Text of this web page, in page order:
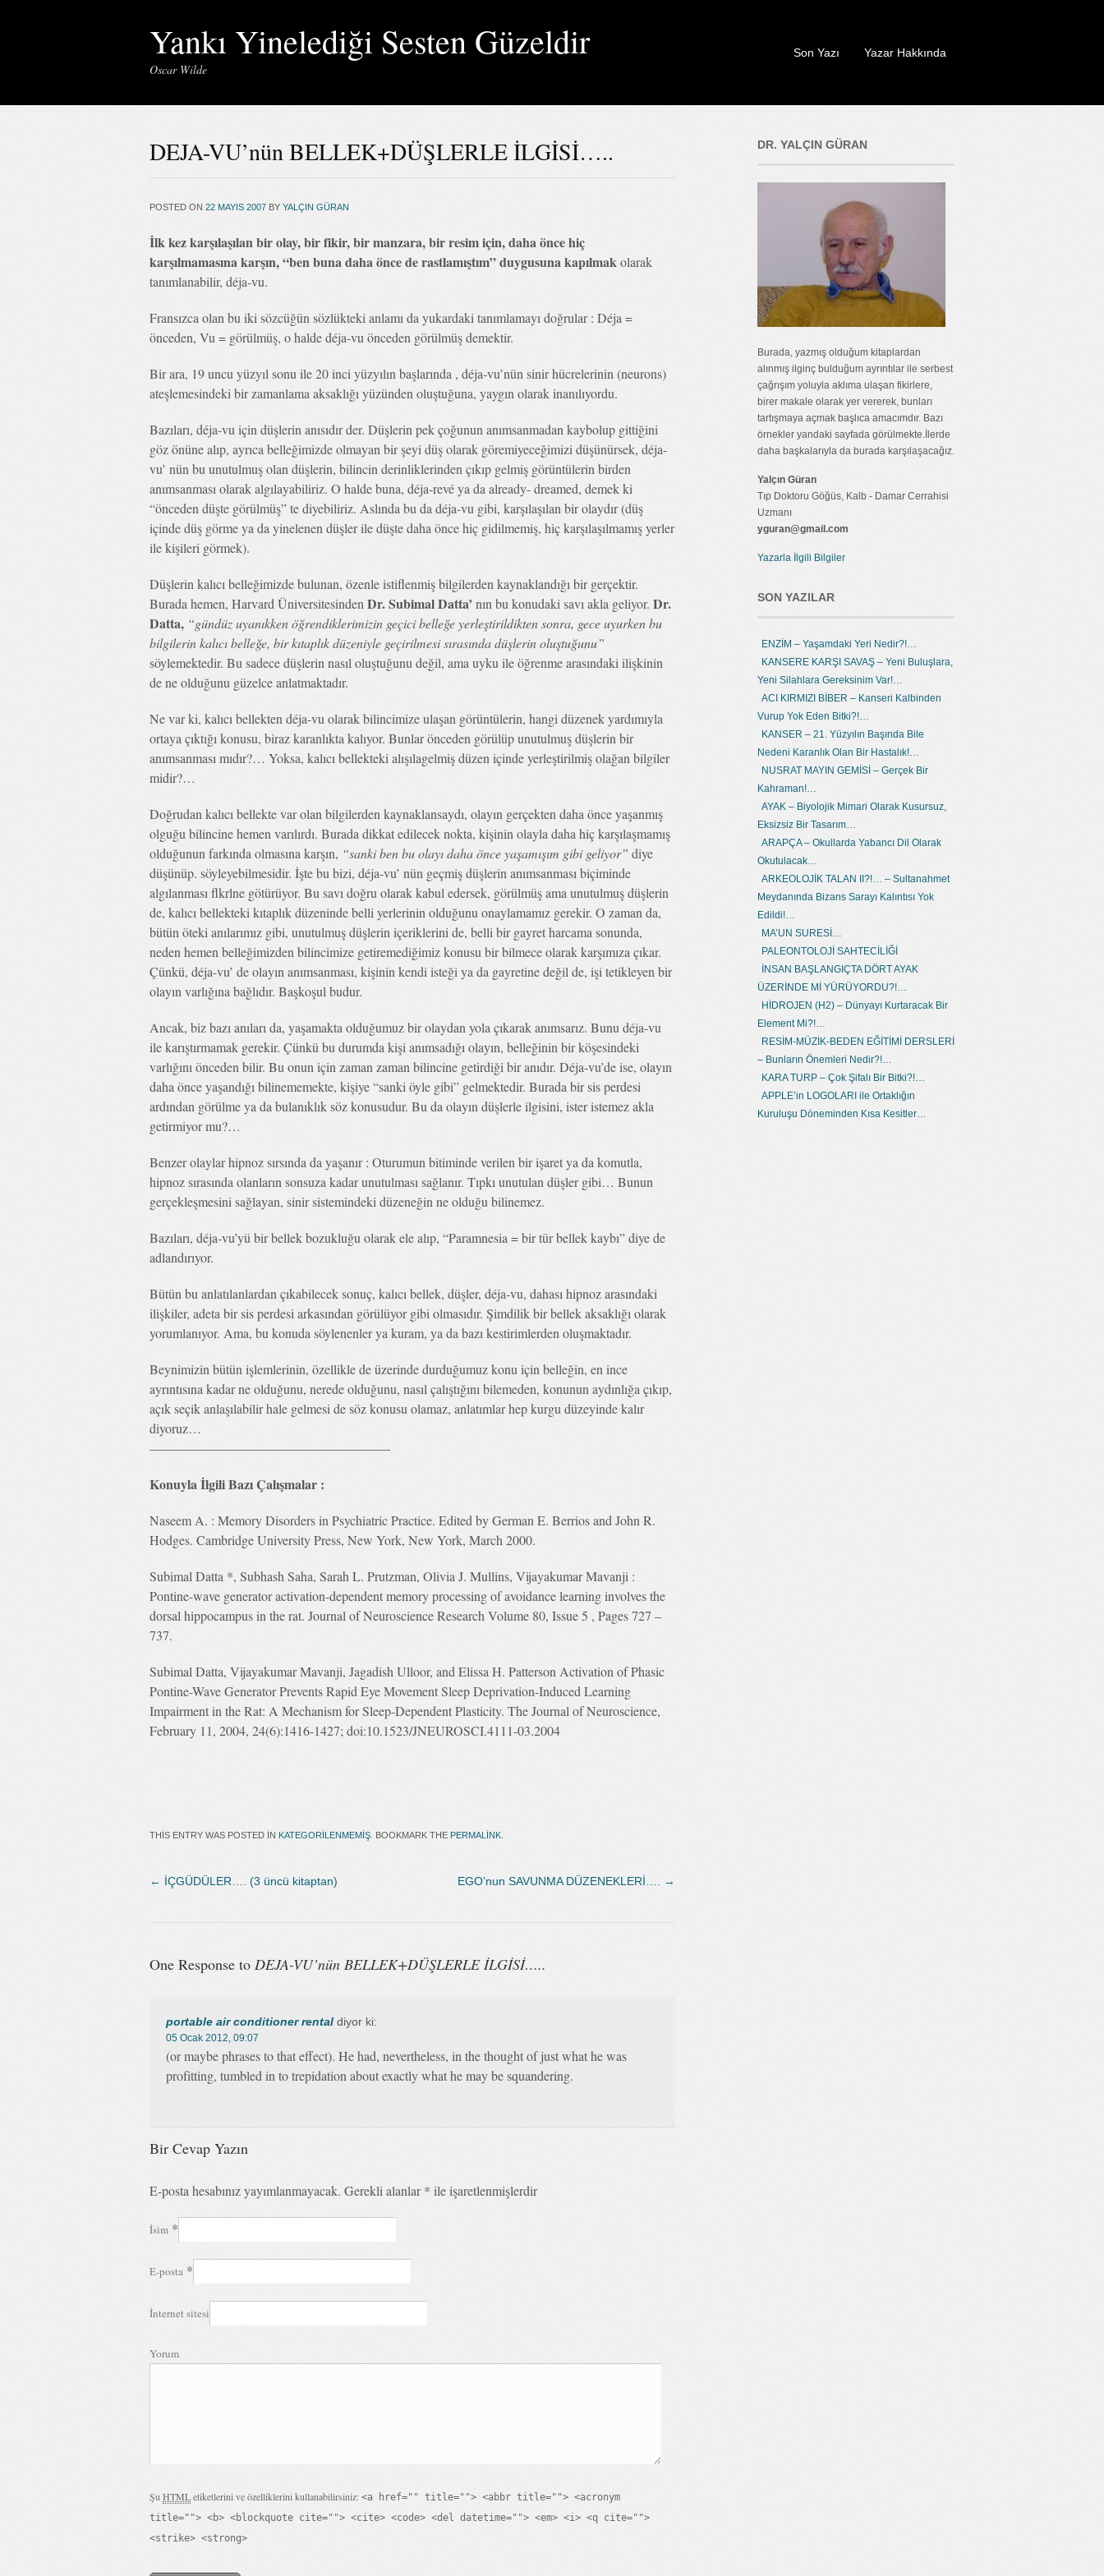
Yankı Yinelediği Sesten Güzeldir
Oscar Wilde
Son Yazı Yazar Hakkında
DEJA-VU’nün BELLEK+DÜŞLERLE İLGİSİ…..
POSTED ON 22 MAYIS 2007 BY YALÇIN GÜRAN
İlk kez karşılaşılan bir olay, bir fikir, bir manzara, bir resim için, daha önce hiç
karşılmamasına karşın, “ben buna daha önce de rastlamıştım” duygusuna kapılmakolarak
tanımlanabilir, déja-vu.
Fransızca olan bu iki sözcüğün sözlükteki anlamı da yukardaki tanımlamayı doğrular : Déja =
önceden, Vu = görülmüş, o halde déja-vu önceden görülmüş demektir.
Bir ara, 19 uncu yüzyıl sonu ile 20 inci yüzyılın başlarında , déja-vu’nün sinir hücrelerinin (neurons)
ateşlemesindeki bir zamanlama aksaklığı yüzünden oluştuğuna, yaygın olarak inanılıyordu.
Bazıları, déja-vu için düşlerin anısıdır der. Düşlerin pek çoğunun anımsanmadan kaybolup gittiğini
göz önüne alıp, ayrıca belleğimizde olmayan bir şeyi düş olarak göremiyeceğimizi düşünürsek, déja-
vu’ nün bu unutulmuş olan düşlerin, bilincin derinliklerinden çıkıp gelmiş görüntülerin birden
anımsanması olarak algılayabiliriz. O halde buna, déja-revé ya da already- dreamed, demek ki
“önceden düşte görülmüş” te diyebiliriz. Aslında bu da déja-vu gibi, karşılaşılan bir olaydır (düş
içinde düş görme ya da yinelenen düşler ile düşte daha önce hiç gidilmemiş, hiç karşılaşılmamış yerler
ile kişileri görmek).
Düşlerin kalıcı belleğimizde bulunan, özenle istiflenmiş bilgilerden kaynaklandığı bir gerçektir.
Burada hemen, Harvard Üniversitesinden Dr. Subimal Datta’ nın bu konudaki savı akla geliyor. Dr.
Datta, “gündüz uyanıkken öğrendiklerimizin geçici belleğe yerleştirildikten sonra, gece uyurken bu
bilgilerin kalıcı belleğe, bir kıtaplık düzeniyle geçirilmesi sırasında düşlerin oluştuğunu”
söylemektedir. Bu sadece düşlerin nasıl oluştuğunu değil, ama uyku ile öğrenme arasındaki ilişkinin
de ne olduğunu güzelce anlatmaktadır.
Ne var ki, kalıcı bellekten déja-vu olarak bilincimize ulaşan görüntülerin, hangi düzenek yardımıyla
ortaya çıktığı konusu, biraz karanlıkta kalıyor. Bunlar önceden görülüp unutulmuş düşlerin bir
anımsanması mıdır?… Yoksa, kalıcı bellekteki alışılagelmiş düzen içinde yerleştirilmiş olağan bilgiler
midir?…
Doğrudan kalıcı bellekte var olan bilgilerden kaynaklansaydı, olayın gerçekten daha önce yaşanmış
olguğu bilincine hemen varılırdı. Burada dikkat edilecek nokta, kişinin olayla daha hiç karşılaşmamış
olduğunun farkında olmasına karşın, “sanki ben bu olayı daha önce yaşamışım gibi geliyor” diye
düşünüp. söyleyebilmesidir. İşte bu bizi, déja-vu’ nün geçmiş düşlerin anımsanması biçiminde
algılanması flkrlne götürüyor. Bu savı doğru olarak kabul edersek, görülmüş ama unutulmuş düşlerin
de, kalıcı bellekteki kıtaplık düzeninde belli yerlerinin olduğunu onaylamamız gerekir. O zaman da,
bütün öteki anılarımız gibi, unutulmuş düşlerin içeriklerini de, belli bir gayret harcama sonunda,
neden hemen belleğimizden bilincimize getiremediğimiz konusu bir bilmece olarak karşımıza çıkar.
Çünkü, déja-vu’ de olayın anımsanması, kişinin kendi isteği ya da gayretine değil de, işi tetikleyen bir
olayın varlığına bağlıdır. Başkoşul budur.
Ancak, biz bazı anıları da, yaşamakta olduğumuz bir olaydan yola çıkarak anımsarız. Bunu déja-vu
ile karıştırmamak gerekir. Çünkü bu durumda kişi anımsadığı olayın, belleğinin bir köşesindeki
varlığını önceden bilir. Bu onun için zaman zaman bilincine getirdiği bir anıdır. Déja-vu’de ise, olayın
daha önce yaşandığı bilinememekte, kişiye “sanki öyle gibi” gelmektedir. Burada bir sis perdesi
ardından görülme ya da bulanıklık söz konusudur. Bu da olayın düşlerle ilgisini, ister istemez akla
getirmiyor mu?…
Benzer olaylar hipnoz sırsında da yaşanır : Oturumun bitiminde verilen bir işaret ya da komutla,
hipnoz sırasında olanların sonsuza kadar unutulması sağlanır. Tıpkı unutulan düşler gibi… Bunun
gerçekleşmesini sağlayan, sinir sistemindeki düzeneğin ne olduğu bilinemez.
Bazıları, déja-vu’yü bir bellek bozukluğu olarak ele alıp, “Paramnesia = bir tür bellek kaybı” diye de
adlandırıyor.
Bütün bu anlatılanlardan çıkabilecek sonuç, kalıcı bellek, düşler, déja-vu, dahası hipnoz arasındaki
ilişkiler, adeta bir sis perdesi arkasından görülüyor gibi olmasıdır. Şimdilik bir bellek aksaklığı olarak
yorumlanıyor. Ama, bu konuda söylenenler ya kuram, ya da bazı kestirimlerden oluşmaktadır.
Beynimizin bütün işlemlerinin, özellikle de üzerinde durduğumuz konu için belleğin, en ince
ayrıntısına kadar ne olduğunu, nerede olduğunu, nasıl çalıştığını bilemeden, konunun aydınlığa çıkıp,
açık seçik anlaşılabilir hale gelmesi de söz konusu olamaz, anlatımlar hep kurgu düzeyinde kalır
diyoruz…
——————————————————-
Konuyla İlgili Bazı Çalışmalar :
Naseem A. : Memory Disorders in Psychiatric Practice. Edited by German E. Berrios and John R.
Hodges. Cambridge University Press, New York, New York, March 2000.
Subimal Datta *, Subhash Saha, Sarah L. Prutzman, Olivia J. Mullins, Vijayakumar Mavanji :
Pontine-wave generator activation-dependent memory processing of avoidance learning involves the
dorsal hippocampus in the rat. Journal of Neuroscience Research Volume 80, Issue 5 , Pages 727 –
737.
Subimal Datta, Vijayakumar Mavanji, Jagadish Ulloor, and Elissa H. Patterson Activation of Phasic
Pontine-Wave Generator Prevents Rapid Eye Movement Sleep Deprivation-Induced Learning
Impairment in the Rat: A Mechanism for Sleep-Dependent Plasticity. The Journal of Neuroscience,
February 11, 2004, 24(6):1416-1427; doi:10.1523/JNEUROSCI.4111-03.2004
THIS ENTRY WAS POSTED IN KATEGORILENMEMIŞ . BOOKMARK THE PERMALINK
← İÇGÜDÜLER…. (3 üncü kitaptan) EGO’nun SAVUNMA DÜZENEKLERİ…. →
One Response to DEJA-VU’nün BELLEK+DÜŞLERLE İLGİSİ…..
portable air conditioner rental diyor ki:
05 Ocak 2012, 09:07
(or maybe phrases to that effect). He had, nevertheless, in the thought of just what he was
profitting, tumbled in to trepidation about exactly what he may be squandering.
Bir Cevap Yazın
E-posta hesabınız yayımlanmayacak. Gerekli alanlar* ile işaretlenmişlerdir
İsim *
E-posta *
İnternet sitesi
Yorum
Şu HTMLetiketlerini ve özelliklerini kullanabilirsiniz: <a href="" title=""> <abbr title=""> <acronym
title=""> <b> <blockquote cite=""> <cite> <code> <del datetime=""> <em> <i> <q cite="">
<strike> <strong>
DR. YALÇIN GÜRAN
Burada, yazmış olduğum kitaplardan
alınmış ilginç bulduğum ayrıntılar ile serbest
çağrışım yoluyla aklıma ulaşan fikirlere,
birer makale olarak yer vererek, bunları
tartışmaya açmak başlıca amacımdır. Bazı
örnekler yandaki sayfada görülmekte.İlerde
daha başkalarıyla da burada karşılaşacağız.
Yalçın Güran
Tıp Doktoru Göğüs, Kalb - Damar Cerrahisi
Uzmanı
yguran@gmail.com
Yazarla İlgili Bilgiler
SON YAZILAR
ENZİM – Yaşamdaki Yeri Nedir?!…
KANSERE KARŞI SAVAŞ – Yeni Buluşlara,
Yeni Silahlara Gereksinim Var!…
ACI KIRMIZI BİBER – Kanseri Kalbinden
Vurup Yok Eden Bitki?!…
KANSER – 21. Yüzyılın Başında Bile
Nedeni Karanlık Olan Bir Hastalık!…
NUSRAT MAYIN GEMİSİ – Gerçek Bir
Kahraman!…
AYAK – Biyolojik Mimari Olarak Kusursuz,
Eksizsiz Bir Tasarım…
ARAPÇA – Okullarda Yabancı Dil Olarak
Okutulacak…
ARKEOLOJİK TALAN II?!… – Sultanahmet
Meydanında Bizans Sarayı Kalıntısı Yok
Edildi!…
MA’UN SURESİ…
PALEONTOLOJİ SAHTECİLİĞİ
İNSAN BAŞLANGIÇTA DÖRT AYAK
ÜZERİNDE Mİ YÜRÜYORDU?!…
HİDROJEN (H2) – Dünyayı Kurtaracak Bir
Element Mi?!…
RESİM-MÜZİK-BEDEN EĞİTİMİ DERSLERİ
– Bunların Önemleri Nedir?!…
KARA TURP – Çok Şifalı Bir Bitki?!…
APPLE’in LOGOLARI ile Ortaklığın
Kuruluşu Döneminden Kısa Kesitler…